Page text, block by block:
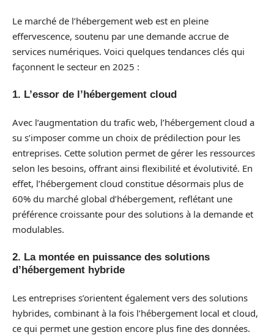
Le marché de l’hébergement web est en pleine
effervescence, soutenu par une demande accrue de
services numériques. Voici quelques tendances clés qui
façonnent le secteur en 2025 :
1. L’essor de l’hébergement cloud
Avec l’augmentation du trafic web, l’hébergement cloud a
su s’imposer comme un choix de prédilection pour les
entreprises. Cette solution permet de gérer les ressources
selon les besoins, offrant ainsi flexibilité et évolutivité. En
effet, l’hébergement cloud constitue désormais plus de
60% du marché global d’hébergement, reflétant une
préférence croissante pour des solutions à la demande et
modulables.
2. La montée en puissance des solutions
d’hébergement hybride
Les entreprises s’orientent également vers des solutions
hybrides, combinant à la fois l’hébergement local et cloud,
ce qui permet une gestion encore plus fine des données.